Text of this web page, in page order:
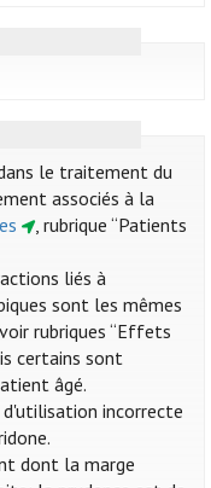
le traitement du
associés à la
, rubrique “Patients
liés à
sont les mêmes
rubriques “Effets
certains sont
âgé.
d'utilisation incorrecte
dont la marge